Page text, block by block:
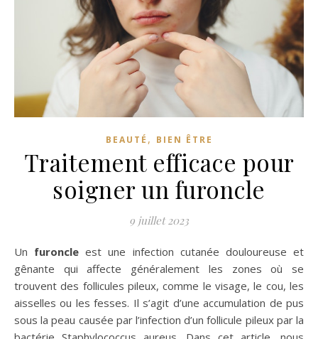
BEAUTÉ , BIEN ÊTRE
Traitement efficace pour
soigner un furoncle
9 juillet 2023
Un furoncle est une infection cutanée douloureuse et
gênante qui affecte généralement les zones où se
trouvent des follicules pileux, comme le visage, le cou, les
aisselles ou les fesses. Il s’agit d’une accumulation de pus
sous la peau causée par l’infection d’un follicule pileux par la